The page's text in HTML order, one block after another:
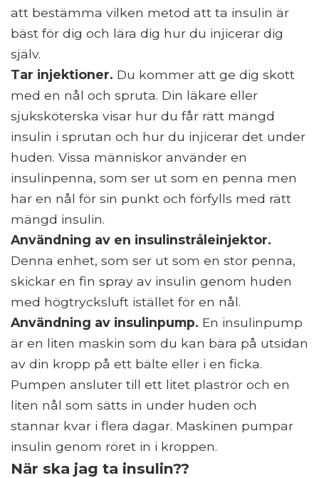
att bestämma vilken metod att ta insulin är
bäst för dig och lära dig hur du injicerar dig
själv.
Tar injektioner. Du kommer att ge dig skott
med en nål och spruta. Din läkare eller
sjuksköterska visar hur du får rätt mängd
insulin i sprutan och hur du injicerar det under
huden. Vissa människor använder en
insulinpenna, som ser ut som en penna men
har en nål för sin punkt och förfylls med rätt
mängd insulin.
Användning av en insulinstråleinjektor.
Denna enhet, som ser ut som en stor penna,
skickar en fin spray av insulin genom huden
med högtrycksluft istället för en nål.
Användning av insulinpump. En insulinpump
är en liten maskin som du kan bära på utsidan
av din kropp på ett bälte eller i en ficka.
Pumpen ansluter till ett litet plaströr och en
liten nål som sätts in under huden och
stannar kvar i flera dagar. Maskinen pumpar
insulin genom röret in i kroppen.
När ska jag ta insulin??